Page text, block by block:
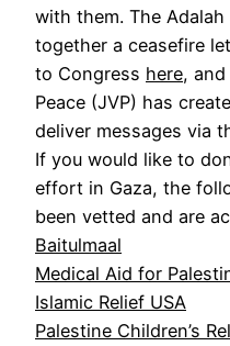
with them. The
together a ceasefire
to Congress here,
Peace (JVP) has
deliver messages via
If you would like to
effort in Gaza, the
been vetted and are
Baitulmaal
Medical Aid for
Islamic Relief USA
Palestine Children’s